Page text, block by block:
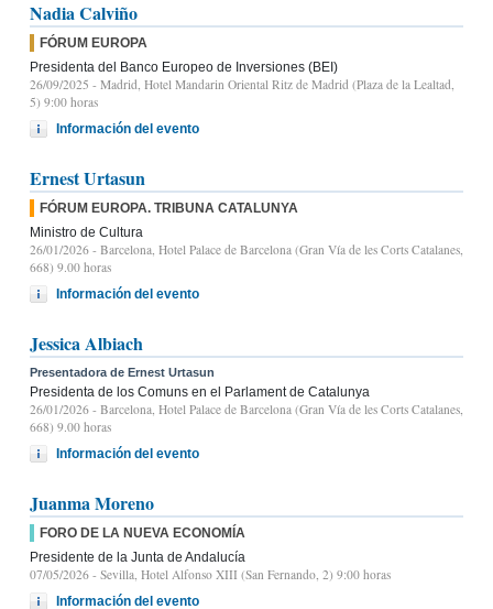
Nadia Calviño
FÓRUM EUROPA
Presidenta del Banco Europeo de Inversiones (BEI)
26/09/2025 - Madrid, Hotel Mandarin Oriental Ritz de Madrid (Plaza de la Lealtad,
5) 9:00 horas
Información del evento
Ernest Urtasun
FÓRUM EUROPA. TRIBUNA CATALUNYA
Ministro de Cultura
26/01/2026 - Barcelona, Hotel Palace de Barcelona (Gran Vía de les Corts Catalanes,
668) 9.00 horas
Información del evento
Jessica Albiach
Presentadora de Ernest Urtasun
Presidenta de los Comuns en el Parlament de Catalunya
26/01/2026 - Barcelona, Hotel Palace de Barcelona (Gran Vía de les Corts Catalanes,
668) 9.00 horas
Información del evento
Juanma Moreno
FORO DE LA NUEVA ECONOMÍA
Presidente de la Junta de Andalucía
07/05/2026 - Sevilla, Hotel Alfonso XIII (San Fernando, 2) 9:00 horas
Información del evento